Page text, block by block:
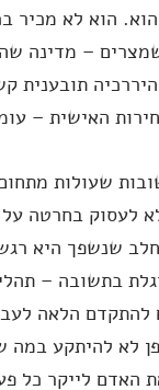
הוא לא מכיר
– מדינה
תובענית
האישית –
שעולות
לעסוק בחרטה
שנשפך היא
בתשובה –
הלאה
לא להיתקע במה
האדם לייקר כל